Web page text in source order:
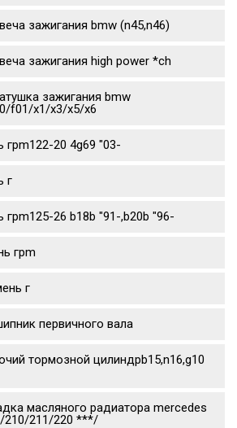
зажигания bmw (n45,n46)
зажигания high power *ch
зажигания bmw
f01/x1/x3/x5/x6
грm122-20 4g69 "03-
г
грm125-26 b18b "91-,b20b "96-
грm
г
первичного вала
тормозной цилиндрb15,n16,g10
масляного радиатора mercedes
210/211/220 ***/